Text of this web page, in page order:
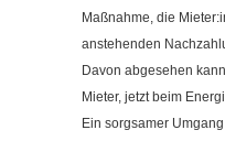
Maßnahme, die
anstehenden
Davon abgesehen
Mieter, jetzt beim
Ein sorgsamer